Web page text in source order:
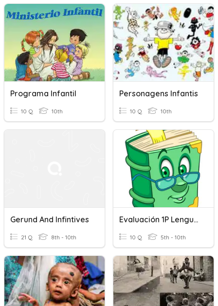
Programa Infantil
10 Q 10th
Personagens Infantis
10 Q 10th
Gerund And Infintives
21 Q 8th - 10th
Evaluación 1P Lengua 5to2021-22
10 Q 5th - 10th